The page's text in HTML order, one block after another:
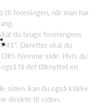
til foreningen, når man har
du bruge foreningens
41". Derefter skal du
hjemme side. Hvis du
få det tilknyttet en
siden, kan du også klikke
direkte til siden.